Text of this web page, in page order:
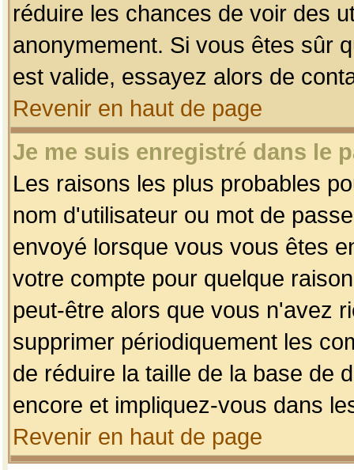
réduire les chances de voir des
anonymement. Si vous êtes sûr
est valide, essayez alors de
Revenir en haut de page
Je me suis enregistré dans le
Les raisons les plus probables
nom d'utilisateur ou mot de
envoyé lorsque vous vous êtes
votre compte pour quelque
peut-être alors que vous n'avez
supprimer périodiquement les
de réduire la taille de la base de
encore et impliquez-vous dans
Revenir en haut de page